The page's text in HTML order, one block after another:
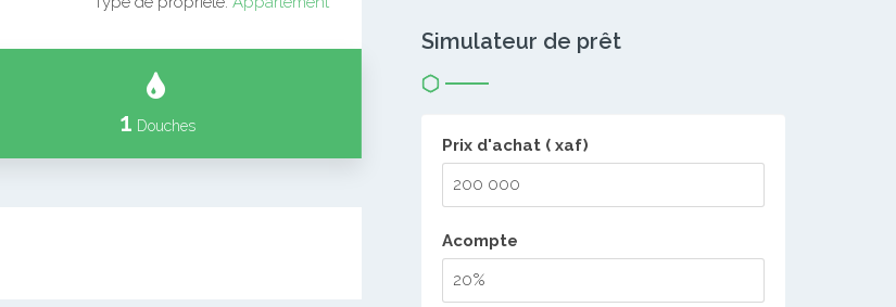
1 Douches
Simulateur de prêt
Prix d'achat ( xaf)
Acompte